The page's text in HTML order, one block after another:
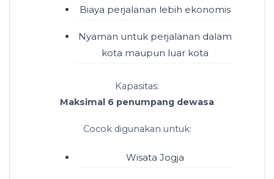
Biaya perjalanan lebih ekonomis
Nyaman untuk perjalanan dalam
kota maupun luar kota
Kapasitas:
Maksimal 6 penumpang dewasa
Cocok digunakan untuk:
Wisata Jogja